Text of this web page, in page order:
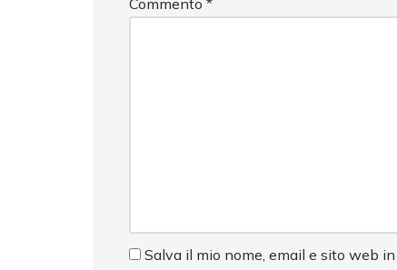
Commento *
Salva il mio nome, email e sito web